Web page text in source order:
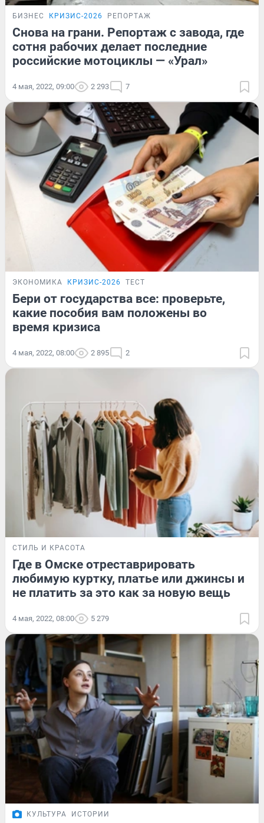
БИЗНЕС КРИЗИС-2026 РЕПОРТАЖ
Снова на грани. Репортаж с завода, где
сотня рабочих делает последние
российские мотоциклы — «Урал»
4 мая, 2022, 09:00 2 293 7
ЭКОНОМИКА КРИЗИС-2026 ТЕСТ
Бери от государства все: проверьте,
какие пособия вам положены во
время кризиса
4 мая, 2022, 08:00 2 895 2
СТИЛЬ И КРАСОТА
Где в Омске отреставрировать
любимую куртку, платье или джинсы и
не платить за это как за новую вещь
4 мая, 2022, 08:00 5 279
КУЛЬТУРА ИСТОРИИ